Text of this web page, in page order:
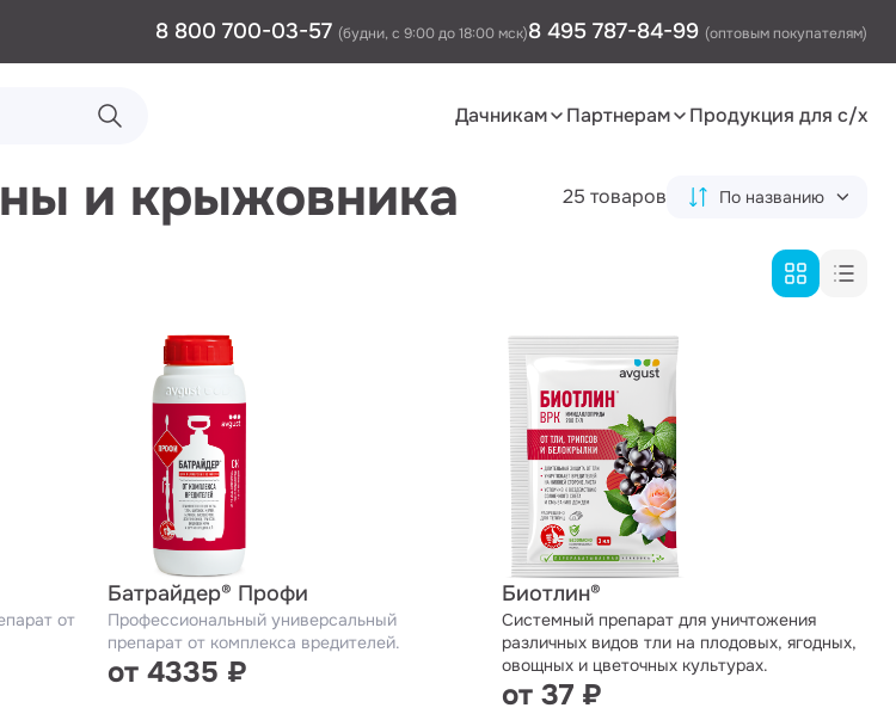
8 800 700-03-57 (будни, с 9:00 до 18:00 мск)8 495 787-84-99 (оптовым покупателям)
Дачникам Партнерам Продукция для с/х
и крыжовника 25 товаров По названию
от
Батрайдер® Профи
Профессиональный универсальный
препарат от комплекса вредителей.
от 4335 ₽
Биотлин®
Системный препарат для уничтожения
различных видов тли на плодовых, ягодных,
овощных и цветочных культурах.
от 37 ₽